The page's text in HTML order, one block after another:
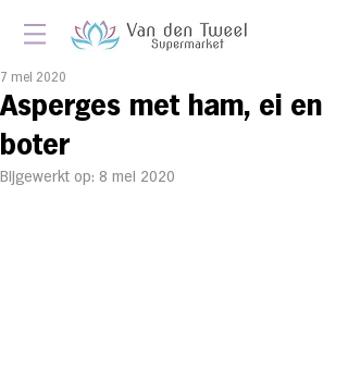
As­per­ges met ham, ei en
bo­ter
7 mei 2020
Bijgewerkt op: 8 mei 2020